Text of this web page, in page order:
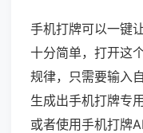
手机打牌可以一键
十分简单，打开这
规律，只需要输入
生成出手机打牌专
或者使用手机打牌